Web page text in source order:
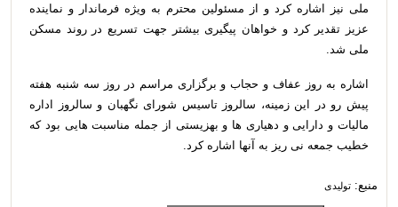
ملی نیز اشاره کرد و از مسئولین محترم به ویژه فرماندار و نماینده
عزیز تقدیر کرد و خواهان پیگیری بیشتر جهت تسریع در روند مسکن
ملی شد.
اشاره به روز عفاف و حجاب و برگزاری مراسم در روز سه شنبه هفته
پیش رو در این زمینه، سالروز تاسیس شورای نگهبان و سالروز اداره
مالیات و دارایی و دهیاری ها و بهزیستی از جمله مناسبت هایی بود که
خطیب جمعه نی ریز به آنها اشاره کرد.
منبع: تولیدی